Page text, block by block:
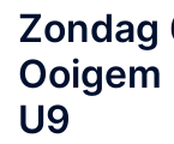
Zondag
Ooigem
U9